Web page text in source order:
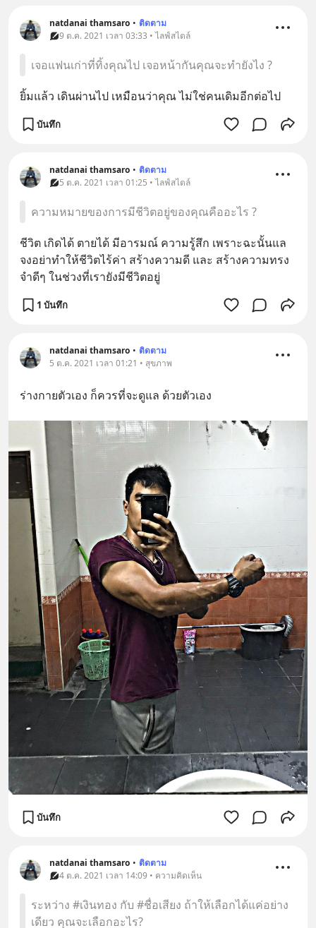
natdanai thamsaro • ติดตาม
9 ต.ค. 2021 เวลา 03:33 • ไลฟ์สไตล์
เจอแฟนเก่าที่ทิ้งคุณไป เจอหน้ากันคุณจะทำยังไง ?
ยิ้มแล้ว เดินผ่านไป เหมือนว่าคุณ ไม่ใช่คนเดิมอีกต่อไป
บันทึก
natdanai thamsaro • ติดตาม
5 ต.ค. 2021 เวลา 01:25 • ไลฟ์สไตล์
ความหมายของการมีชีวิตอยู่ของคุณคืออะไร ?
ชีวิต เกิดได้ ตายได้ มีอารมณ์ ความรู้สึก เพราะฉะนั้นแล
จงอย่าทำให้ชีวิตไร้ค่า สร้างความดี และ สร้างความทรง
จำดีๆ ในช่วงที่เรายังมีชีวิตอยู่
1 บันทึก
natdanai thamsaro • ติดตาม
5 ต.ค. 2021 เวลา 01:21 • สุขภาพ
ร่างกายตัวเอง ก็ควรที่จะดูแล ด้วยตัวเอง
บันทึก
natdanai thamsaro • ติดตาม
4 ต.ค. 2021 เวลา 14:09 • ความคิดเห็น
ระหว่าง #เงินทอง กับ #ชื่อเสียง ถ้าให้เลือกได้แค่อย่าง
เดียว คุณจะเลือกอะไร?